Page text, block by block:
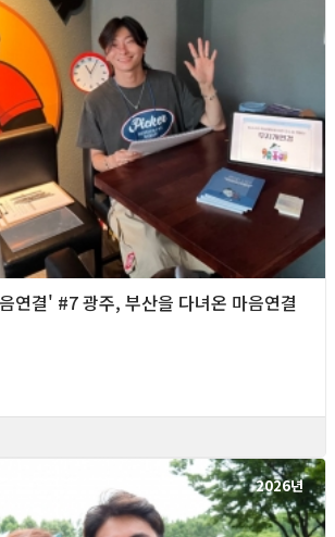
연결' #7 광주, 부산을 다녀온 마음연결
2026년